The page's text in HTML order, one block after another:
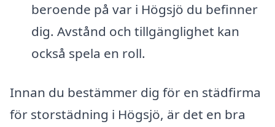
beroende på var i Högsjö du befinner
dig. Avstånd och tillgänglighet kan
också spela en roll.
Innan du bestämmer dig för en städfirma
för storstädning i Högsjö, är det en bra